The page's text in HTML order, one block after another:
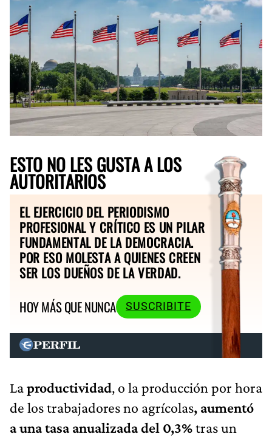
ESTO NO LES GUSTA A LOS
AUTORITARIOS
EL EJERCICIO DEL PERIODISMO
PROFESIONAL Y CRÍTICO ES UN PILAR
FUNDAMENTAL DE LA DEMOCRACIA.
POR ESO MOLESTA A QUIENES CREEN
SER LOS DUEÑOS DE LA VERDAD.
HOY MÁS QUE NUNCA
SUSCRIBITE
Laproductividad, o la producción por hora
de los trabajadores no agrícolas, aumentó
a una tasa anualizada del 0,3%tras un